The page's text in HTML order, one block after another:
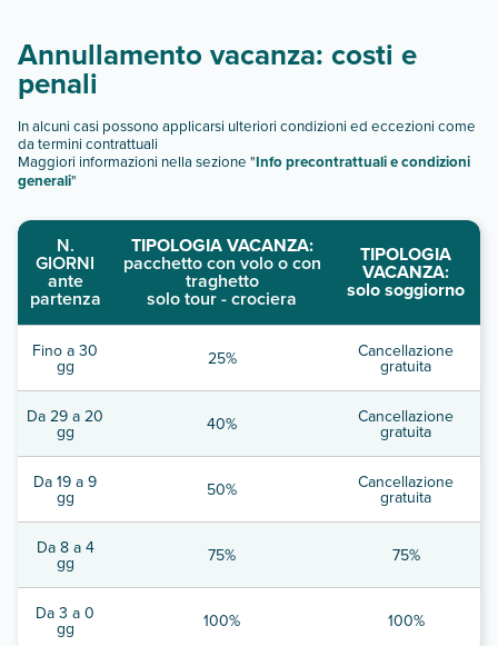
Annullamento vacanza: costi e
penali
In alcuni casi possono applicarsi ulteriori condizioni ed eccezioni come
da termini contrattuali
Maggiori informazioni nella sezione "Info precontrattuali e condizioni
generali"
N.
GIORNI
ante
partenza
TIPOLOGIA VACANZA:
pacchetto con volo o con
traghetto
solo tour - crociera
TIPOLOGIA
VACANZA:
solo soggiorno
Fino a 30
gg 25% Cancellazione
gratuita
Da 29 a 20
gg 40% Cancellazione
gratuita
Da 19 a 9
gg 50% Cancellazione
gratuita
Da 8 a 4
gg 75% 75%
Da 3 a 0
gg 100% 100%